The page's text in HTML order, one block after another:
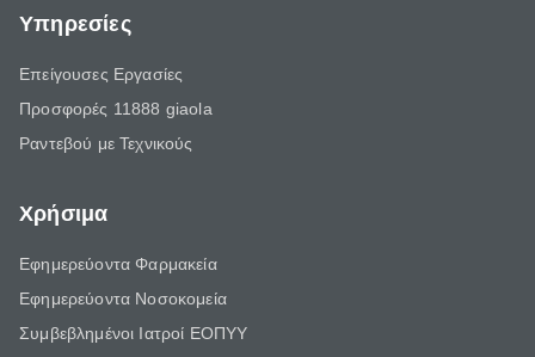
Υπηρεσίες
Επείγουσες Εργασίες
Προσφορές 11888 giaola
Ραντεβού με Τεχνικούς
Χρήσιμα
Εφημερεύοντα Φαρμακεία
Εφημερεύοντα Νοσοκομεία
Συμβεβλημένοι Ιατροί ΕΟΠΥΥ